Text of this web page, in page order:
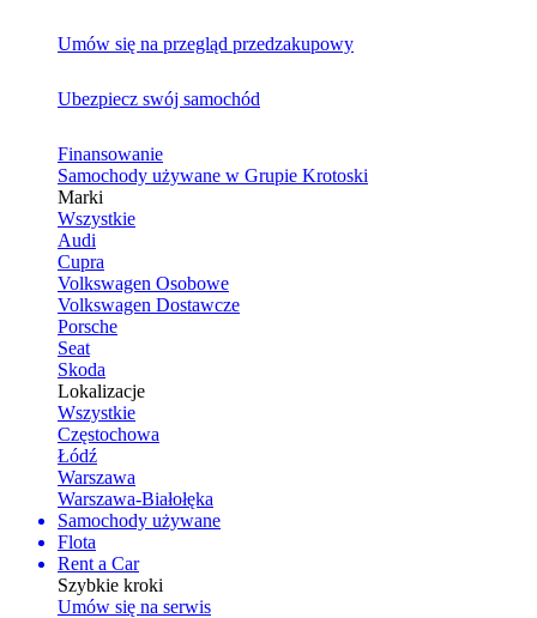
Umów się na przegląd przedzakupowy
Ubezpiecz swój samochód
Finansowanie
Samochody używane w Grupie Krotoski
Marki
Wszystkie
Audi
Cupra
Volkswagen Osobowe
Volkswagen Dostawcze
Porsche
Seat
Skoda
Lokalizacje
Wszystkie
Częstochowa
Łódź
Warszawa
Warszawa-Białołęka
Samochody używane
Flota
Rent a Car
Szybkie kroki
Umów się na serwis